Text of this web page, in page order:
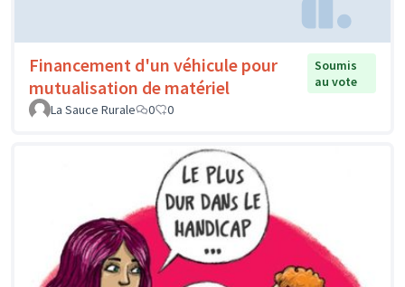
Financement d'un véhicule pour
mutualisation de matériel
Soumis
au vote
La Sauce Rurale
0 0